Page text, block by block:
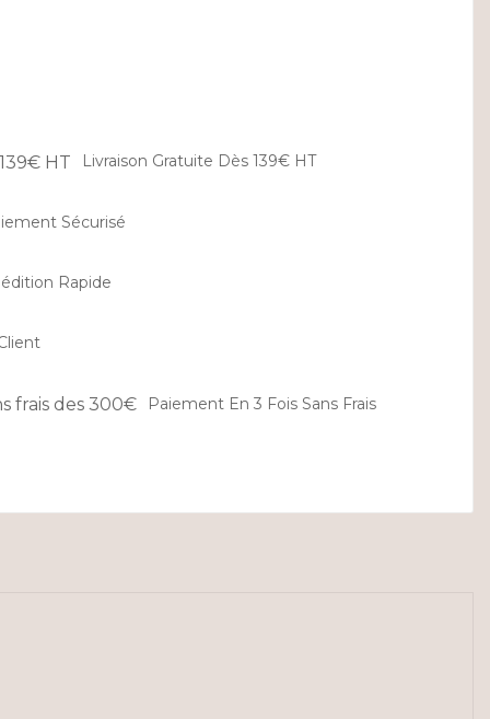
Livraison Gratuite Dès 139€ HT
Sécurisé
Rapide
Paiement En 3 Fois Sans Frais